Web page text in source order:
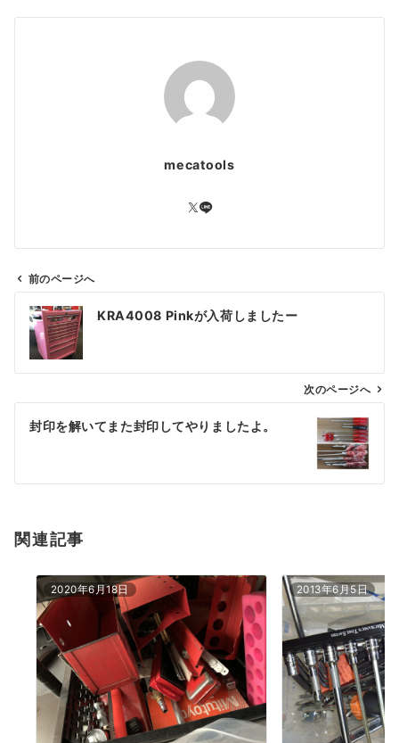
mecatools
ン
前のページへ
KRA4008 Pinkが入荷しましたー
次のページへ
封印を解いてまた封印してやりましたよ。
関連記事
2020年6月18日 2013年6月5日